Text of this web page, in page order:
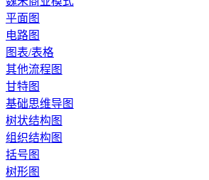
平面图
电路图
图表/表格
其他流程图
甘特图
基础思维导图
树状结构图
组织结构图
括号图
树形图